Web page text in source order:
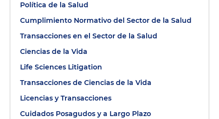
Política de la Salud
Cumplimiento Normativo del Sector de la Salud
Transacciones en el Sector de la Salud
Ciencias de la Vida
Life Sciences Litigation
Transacciones de Ciencias de la Vida
Licencias y Transacciones
Cuidados Posagudos y a Largo Plazo